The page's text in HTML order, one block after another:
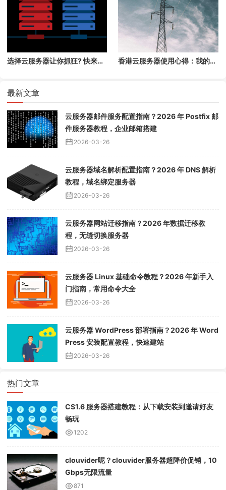
选择云服务器让你抓狂? 快来看超实用的解决方案! 香港云服务器使用心得：我的经历与避坑建议
最新文章
云服务器邮件服务配置指南？2026 年 Postfix 邮
件服务器教程，企业邮箱搭建
2026-03-26
云服务器域名解析配置指南？2026 年 DNS 解析
教程，域名绑定服务器
2026-03-26
云服务器网站迁移指南？2026 年数据迁移教
程，无缝切换服务器
2026-03-26
云服务器 Linux 基础命令教程？2026 年新手入
门指南，常用命令大全
2026-03-26
云服务器 WordPress 部署指南？2026 年 Word
Press 安装配置教程，快速建站
2026-03-26
热门文章
CS1.6 服务器搭建教程：从下载安装到邀请好友
畅玩
1202
clouvider呢？clouvider服务器超降价促销，10
Gbps无限流量
871